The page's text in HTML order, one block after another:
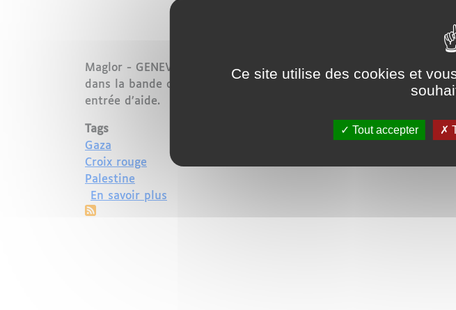
Maglor - GENEVE:
Le Comité international de la Croix-Rouge
dans la bande de Gaza sont désormais
« au bord de
entrée d’aide.
Tags
Gaza
Croix rouge
Palestine
En savoir plus
Ce site utilise des cookies et
Tout accepter